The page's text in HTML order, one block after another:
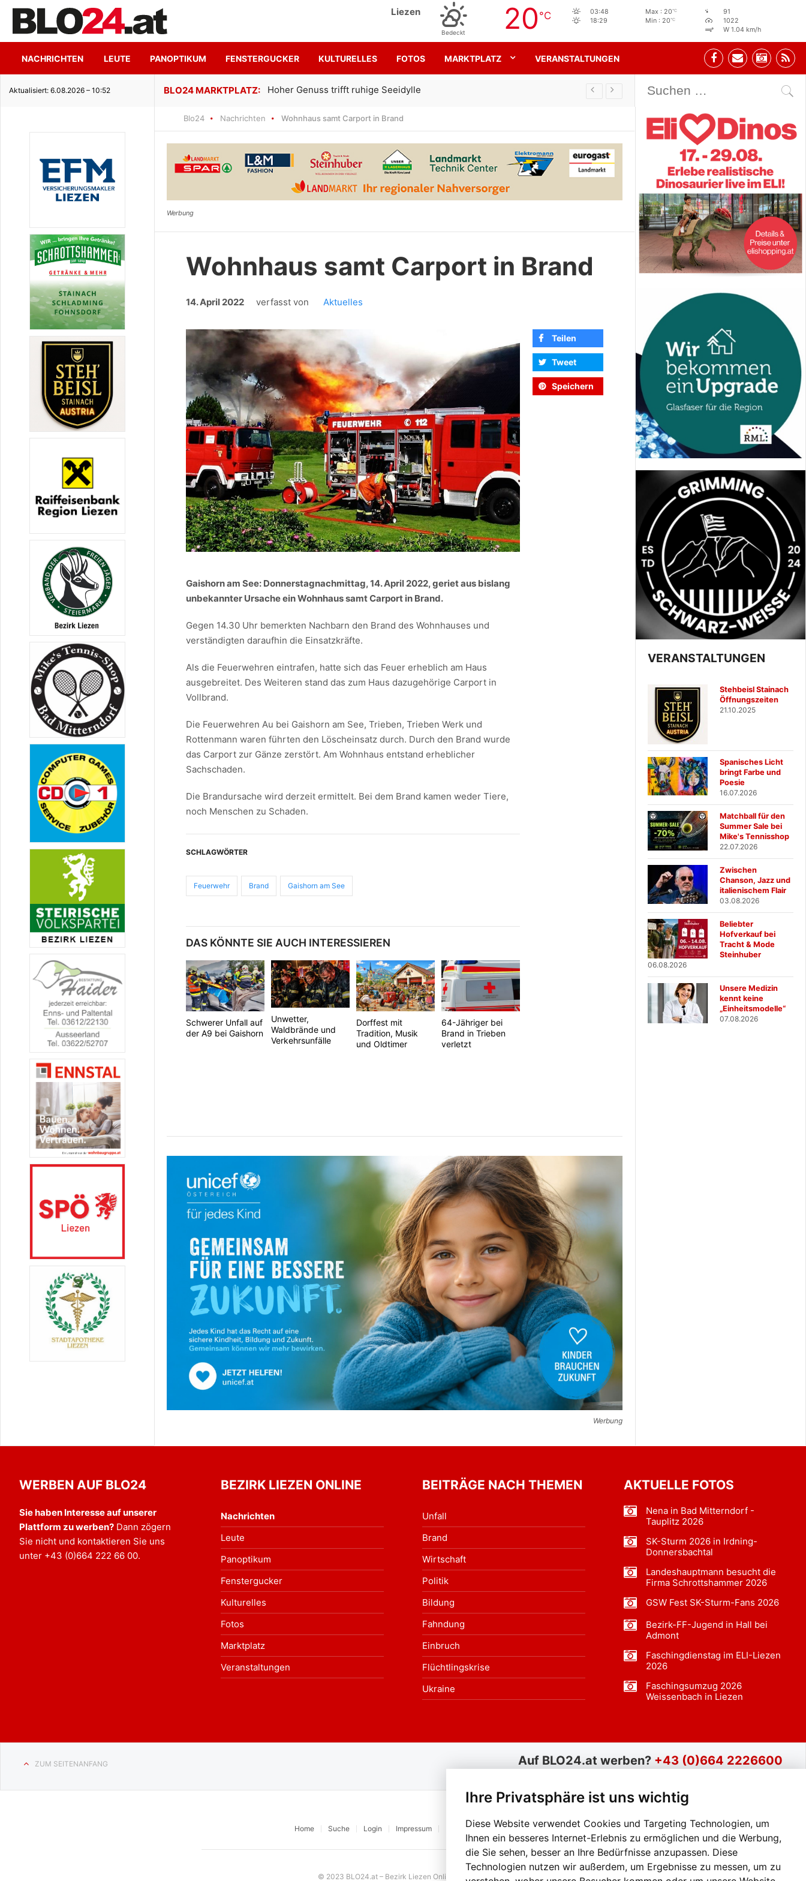
Ihre Privatsphäre ist uns wichtig
Diese Website verwendet Cookies und Targeting Technologien, um
Ihnen ein besseres Internet-Erlebnis zu ermöglichen und die Werbung,
die Sie sehen, besser an Ihre Bedürfnisse anzupassen. Diese
Technologien nutzen wir außerdem, um Ergebnisse zu messen, um zu
Liezen
Bedeckt 20°C
03:48
18:29
Max : 20°C
Min : 20°C
91
1022
W 1.04 km/h
NACHRICHTEN LEUTE PANOPTIKUM FENSTERGUCKER KULTURELLES FOTOS MARKTPLATZ VERANSTALTUNGEN
Aktualisiert: 6.08.2026 – 10:52
Seeidylle Gemeinsam für den SK Sturm Stehbeisl Stainach Öffnungszeiten
Blo24 Nachrichten Wohnhaus samt Carport in Brand
Wohnhaus samt Carport in Brand
14. April 2022 verfasst von Aktuelles
Gaishorn am See: Donnerstagnachmittag, 14. April 2022, geriet aus bislang
unbekannter Ursache ein Wohnhaus samt Carport in Brand.
Gegen 14.30 Uhr bemerkten Nachbarn den Brand des Wohnhauses und
verständigten daraufhin die Einsatzkräfte.
Als die Feuerwehren eintrafen, hatte sich das Feuer erheblich am Haus
ausgebreitet. Des Weiteren stand das zum Haus dazugehörige Carport in
Vollbrand.
Die Feuerwehren Au bei Gaishorn am See, Trieben, Trieben Werk und
Rottenmann waren führten den Löscheinsatz durch. Durch den Brand wurde
das Carport zur Gänze zerstört. Am Wohnhaus entstand erheblicher
Sachschaden.
Die Brandursache wird derzeit ermittelt. Bei dem Brand kamen weder Tiere,
noch Menschen zu Schaden.
SCHLAGWÖRTER
Feuerwehr Brand Gaishorn am See
DAS KÖNNTE SIE AUCH INTERESSIEREN
Schwerer Unfall auf
der A9 bei Gaishorn
Unwetter,
Waldbrände und
Verkehrsunfälle
Dorffest mit
Tradition, Musik
und Oldtimer
64-Jähriger bei
Brand in Trieben
verletzt
Teilen
Tweet
Speichern
Werbung
VERANSTALTUNGEN
Stehbeisl Stainach
Öffnungszeiten
21.10.2025
Spanisches Licht
bringt Farbe und
Poesie
16.07.2026
Matchball für den
Summer Sale bei
Mike's Tennisshop
22.07.2026
Zwischen
Chanson, Jazz und
italienischem Flair
03.08.2026
Beliebter
Hofverkauf bei
Tracht & Mode
Steinhuber
06.08.2026
Unsere Medizin
kennt keine
„Einheitsmodelle“
07.08.2026
WERBEN AUF BLO24
Sie haben Interesse auf unserer
Plattform zu werben? Dann zögern
Sie nicht und kontaktieren Sie uns
unter +43 (0)664 222 66 00.
BEZIRK LIEZEN ONLINE
Nachrichten
Leute
Panoptikum
Fenstergucker
Kulturelles
Fotos
Marktplatz
Veranstaltungen
BEITRÄGE NACH THEMEN
Unfall
Brand
Wirtschaft
Politik
Bildung
Fahndung
Einbruch
Flüchtlingskrise
Ukraine
AKTUELLE FOTOS
Nena in Bad Mitterndorf -
Tauplitz 2026
SK-Sturm 2026 in Irdning-
Donnersbachtal
Landeshauptmann besucht die
Firma Schrottshammer 2026
GSW Fest SK-Sturm-Fans 2026
Bezirk-FF-Jugend in Hall bei
Admont
Faschingdienstag im ELI-Liezen
2026
Faschingsumzug 2026
Weissenbach in Liezen
ZUM SEITENANFANG Auf BLO24.at werben? +43 (0)664 2226600
Home Suche Login Impressum Datenschutz Kontakt
© 2023 BLO24.at – Bezirk Liezen Online | Cookies